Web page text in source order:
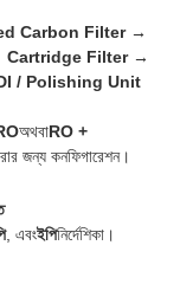
Carbon Filter →
Cartridge Filter →
/ Polishing Unit
অথবাRO +
জন্য কনফিগারেশন।
, এবংইপিনির্দেশিকা।